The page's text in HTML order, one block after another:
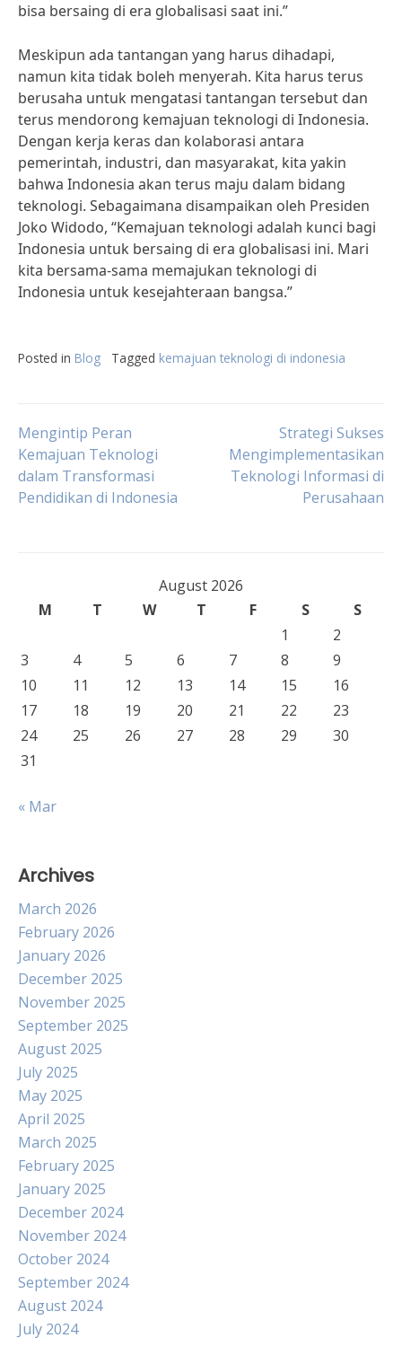
bisa bersaing di era globalisasi saat ini.”
Meskipun ada tantangan yang harus dihadapi,
namun kita tidak boleh menyerah. Kita harus terus
berusaha untuk mengatasi tantangan tersebut dan
terus mendorong kemajuan teknologi di Indonesia.
Dengan kerja keras dan kolaborasi antara
pemerintah, industri, dan masyarakat, kita yakin
bahwa Indonesia akan terus maju dalam bidang
teknologi. Sebagaimana disampaikan oleh Presiden
Joko Widodo, “Kemajuan teknologi adalah kunci bagi
Indonesia untuk bersaing di era globalisasi ini. Mari
kita bersama-sama memajukan teknologi di
Indonesia untuk kesejahteraan bangsa.”
Posted in Blog Tagged kemajuan teknologi di indonesia
Post
navigation
Mengintip Peran
Kemajuan Teknologi
dalam Transformasi
Pendidikan di Indonesia
Strategi Sukses
Mengimplementasikan
Teknologi Informasi di
Perusahaan
August 2026
M
T W T F S
S
1
2
3
4 5 6 7 8
9
10
11 12 13 14 15
16
17
18 19 20 21 22
23
24
25 26 27 28 29
30
31
« Mar
Archives
March 2026
February 2026
January 2026
December 2025
November 2025
September 2025
August 2025
July 2025
May 2025
April 2025
March 2025
February 2025
January 2025
December 2024
November 2024
October 2024
September 2024
August 2024
July 2024